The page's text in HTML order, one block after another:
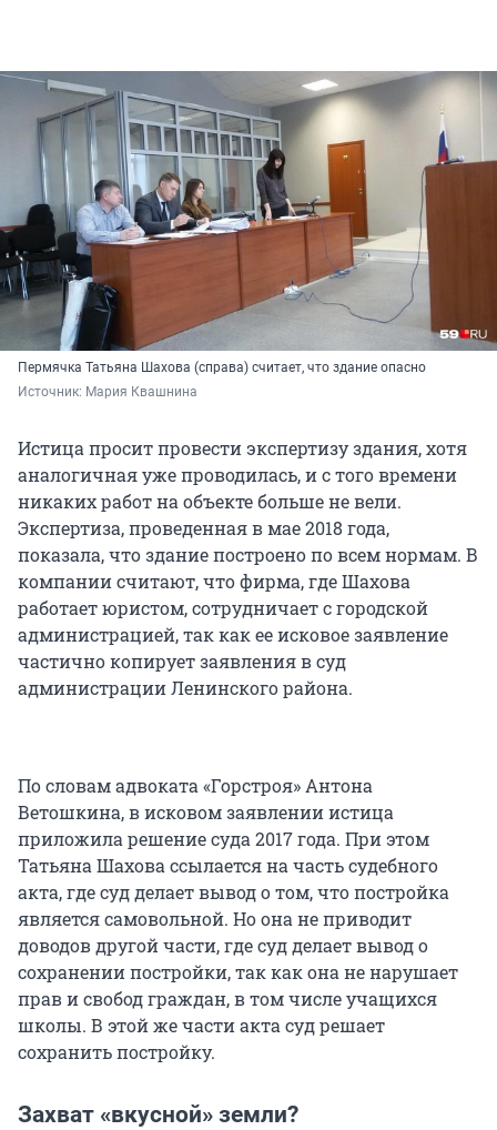
Пермячка Татьяна Шахова (справа) считает, что здание опасно
Источник: Мария Квашнина
Истица просит провести экспертизу здания, хотя
аналогичная уже проводилась, и с того времени
никаких работ на объекте больше не вели.
Экспертиза, проведенная в мае 2018 года,
показала, что здание построено по всем нормам. В
компании считают, что фирма, где Шахова
работает юристом, сотрудничает с городской
администрацией, так как ее исковое заявление
частично копирует заявления в суд
администрации Ленинского района.
По словам адвоката «Горстроя» Антона
Ветошкина, в исковом заявлении истица
приложила решение суда 2017 года. При этом
Татьяна Шахова ссылается на часть судебного
акта, где суд делает вывод о том, что постройка
является самовольной. Но она не приводит
доводов другой части, где суд делает вывод о
сохранении постройки, так как она не нарушает
прав и свобод граждан, в том числе учащихся
школы. В этой же части акта суд решает
сохранить постройку.
Захват «вкусной» земли?